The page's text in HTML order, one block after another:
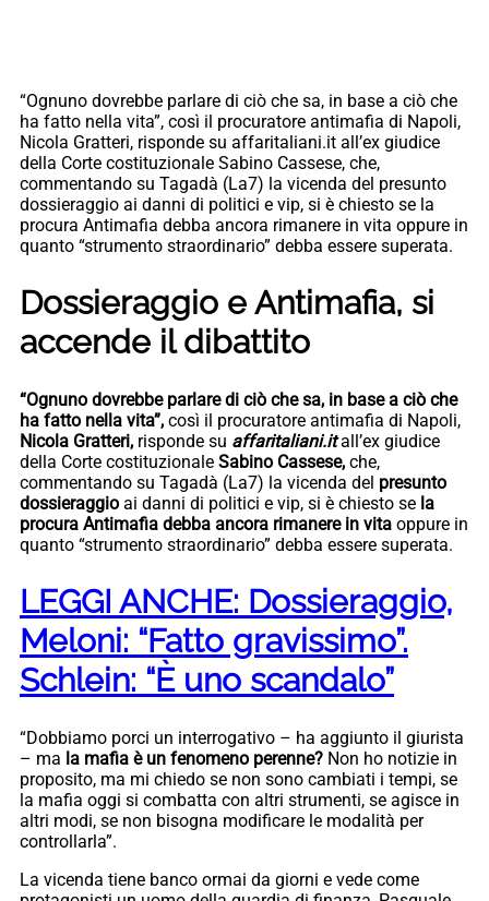
“Ognuno dovrebbe parlare di ciò che sa, in base a ciò che
ha fatto nella vita”, così il procuratore antimafia di Napoli,
Nicola Gratteri, risponde su affaritaliani.it all’ex giudice
della Corte costituzionale Sabino Cassese, che,
commentando su Tagadà (La7) la vicenda del presunto
dossieraggio ai danni di politici e vip, si è chiesto se la
procura Antimafia debba ancora rimanere in vita oppure in
quanto “strumento straordinario” debba essere superata.
Dossieraggio e Antimafia, si
accende il dibattito
“Ognuno dovrebbe parlare di ciò che sa, in base a ciò che
ha fatto nella vita”, così il procuratore antimafia di Napoli,
Nicola Gratteri, risponde su affaritaliani.itall’ex giudice
della Corte costituzionale Sabino Cassese, che,
commentando su Tagadà (La7) la vicenda del presunto
dossieraggio ai danni di politici e vip, si è chiesto se la
procura Antimafia debba ancora rimanere in vita oppure in
quanto “strumento straordinario” debba essere superata.
LEGGI ANCHE: Dossieraggio,
Meloni: “Fatto gravissimo”.
Schlein: “È uno scandalo”
“Dobbiamo porci un interrogativo – ha aggiunto il giurista
– ma la mafia è un fenomeno perenne? Non ho notizie in
proposito, ma mi chiedo se non sono cambiati i tempi, se
la mafia oggi si combatta con altri strumenti, se agisce in
altri modi, se non bisogna modificare le modalità per
controllarla”.
La vicenda tiene banco ormai da giorni e vede come